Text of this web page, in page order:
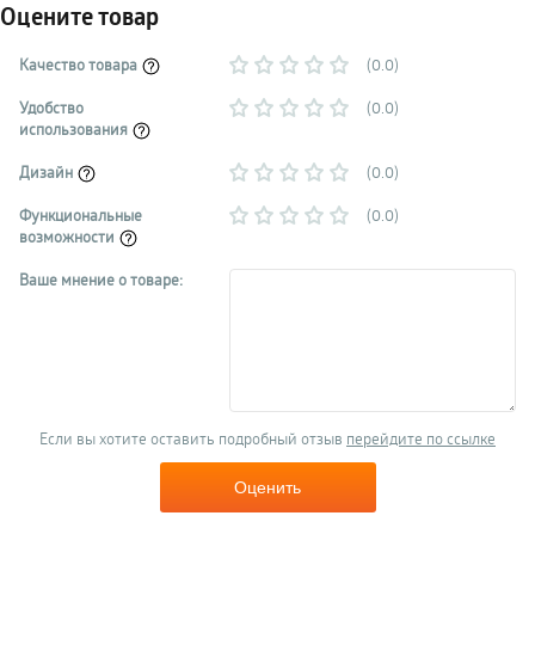
Оцените товар
Качество товара
(0.0)
Удобство
использования
(0.0)
Дизайн
(0.0)
Функциональные
возможности
(0.0)
Ваше мнение о товаре:
Если вы хотите оставить подробный отзыв перейдите по ссылке
Оценить